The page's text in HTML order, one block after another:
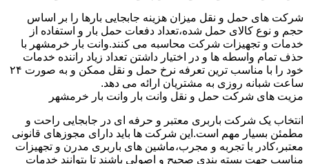
شرکت های حمل و نقل میزان هزینه جابجایی بارها را بر اساس
حجم و نوع کالای حمل شده،تعداد دفعات حمل بار و استفاده از
خدمات و تجهیزات شرکت محاسبه می کنند.وانت بار خرمشهر با
حذف تمام واسطه ها و در اختیار داشتن تعداد زیاد راننده خدمات
خود را با مناسب ترین تعرفه نرخ حمل و نقل ممکن و به صورت ۲۴
ساعت شبانه روزی به مشتریان ارائه می دهد.
مزیت های شرکت حمل و نقل وانت بار وانت بار خرمشهر
انتخاب یک شرکت باربری معتبر و حرفه ای در جابجایی راحت و
مطمئن بسیار مهم است.این شرکت ها باید دارای مجوزهای قانونی
معتبر،کادر با تجربه و مجرب،ماشین های باربری مدرن و تجهیزات
مناسب جهت بسته بندی صحیح و اصولی باشند تا بتوانند خدمات